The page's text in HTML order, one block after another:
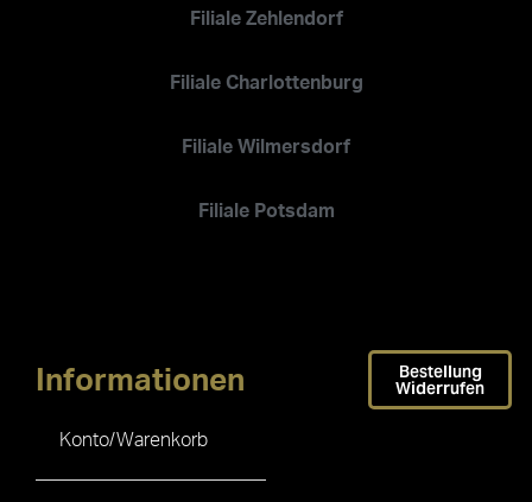
Filiale Zehlendorf
Filiale Charlottenburg
Filiale Wilmersdorf
Filiale Potsdam
Informationen
Konto/Warenkorb
Bestellung
Widerrufen